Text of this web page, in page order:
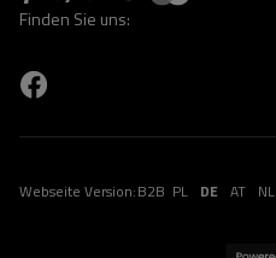
Finden Sie uns:
Webseite Version:B2B PL DE AT NL